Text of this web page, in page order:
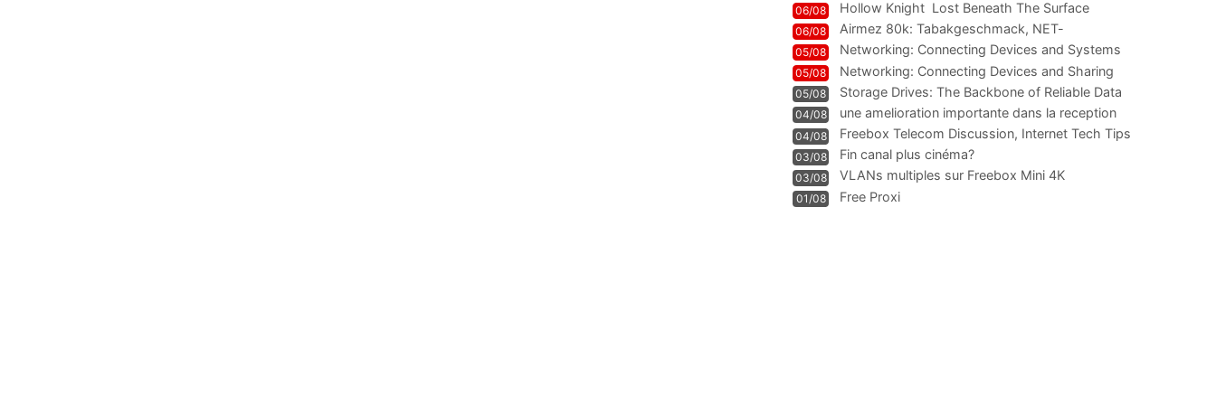
06/08 Hollow Knight  Lost Beneath The Surface
06/08
Airmez 80k: Tabakgeschmack, NET-
Technologie und Leistung im
05/08 Networking: Connecting Devices and Systems
05/08
Networking: Connecting Devices and Sharing
Information
05/08
Storage Drives: The Backbone of Reliable Data
Management
04/08
une amelioration importante dans la reception
WIFI
04/08
Freebox Telecom Discussion, Internet Tech Tips
Communi
03/08 Fin canal plus cinéma?
03/08 VLANs multiples sur Freebox Mini 4K
01/08 Free Proxi